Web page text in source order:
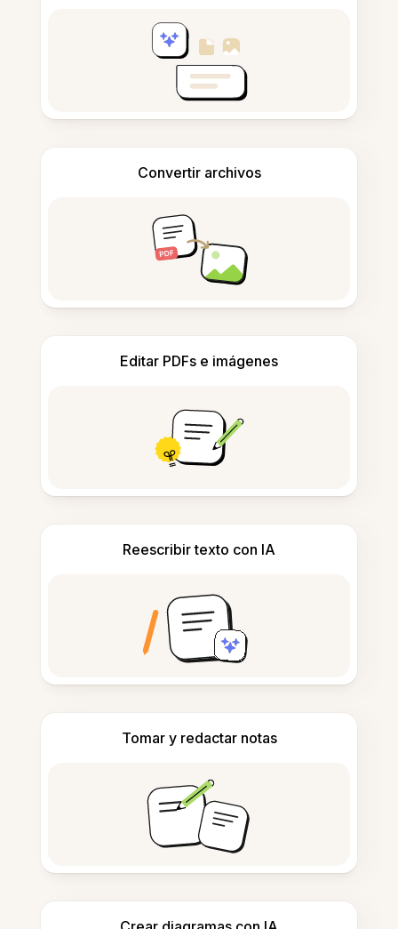
Convertir archivos
Editar PDFs e imágenes
Reescribir texto con IA
Tomar y redactar notas